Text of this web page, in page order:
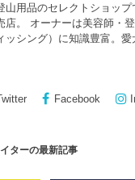
山用品のセレクトショップ
店。 オーナーは美容師・
ッシング）に知識豊富。
Facebook
ターの最新記事